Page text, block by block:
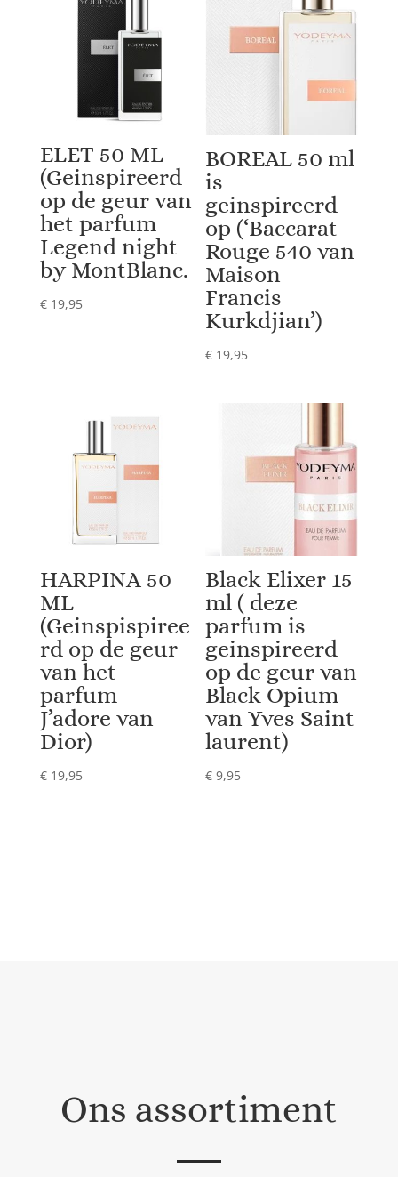
parfum
Armani)
aantal
ELET 50 ML
(Geinspireerd
op de geur van
het parfum
Legend night
by MontBlanc.
€19,95
BOREAL 50 ml
is
geinspireerd
op (‘Baccarat
Rouge 540 van
Maison
Francis
Kurkdjian’)
€ 19,95
HARPINA 50
ML
(Geinspispiree
rd op de geur
van het
parfum
J’adore van
Dior)
€19,95
Black Elixer 15
ml ( deze
parfum is
geinspireerd
op de geur van
Black Opium
van Yves Saint
laurent)
€ 9,95
Ons assortiment